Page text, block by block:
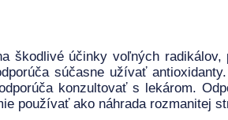
škodlivé účinky voľných
súčasne užívať
konzultovať s lekárom.
používať ako náhrada rozmanitej